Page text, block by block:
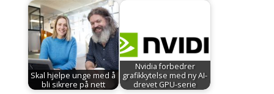
Skal hjelpe unge med å
bli sikrere på nett
Nvidia forbedrer
grafikkytelse med ny AI-
drevet GPU-serie